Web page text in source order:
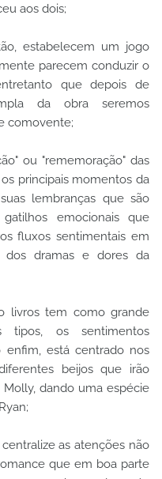
aos dois;
estabelecem um jogo
parecem conduzir o
que depois de
da obra seremos
comovente;
ou "rememoração" das
principais momentos da
lembranças que são
emocionais que
fluxos sentimentais em
dramas e dores da
livros tem como grande
os sentimentos
enfim, está centrado nos
beijos que irão
dando uma espécie
as atenções não
que em boa parte